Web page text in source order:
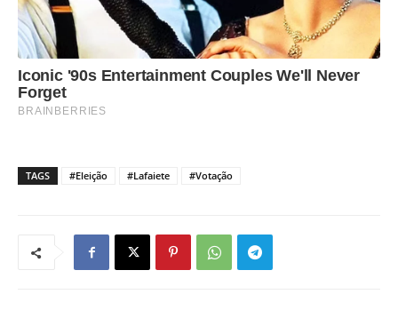
TAGS #Eleição #Lafaiete #Votação